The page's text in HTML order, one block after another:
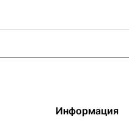
Информация